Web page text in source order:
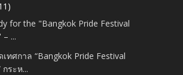
for the "Bangkok Pride Festival
– ...
เทศกาล “Bangkok Pride Festival
กระห...